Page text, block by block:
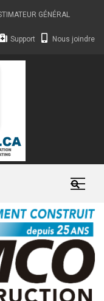
GÉNÉRAL
Support Nous joindre